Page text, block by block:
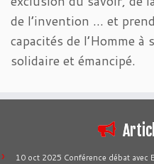
de l’invention … et
capacités de l’Homme
solidaire et émancipé.
10 oct 2025 Conférence débat avec